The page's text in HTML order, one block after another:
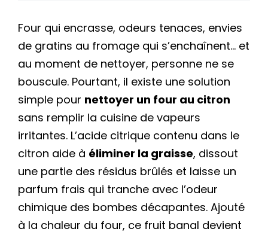
Four qui encrasse, odeurs tenaces, envies
de gratins au fromage qui s’enchaînent… et
au moment de nettoyer, personne ne se
bouscule. Pourtant, il existe une solution
simple pour nettoyer un four au citron
sans remplir la cuisine de vapeurs
irritantes. L’acide citrique contenu dans le
citron aide à éliminer la graisse, dissout
une partie des résidus brûlés et laisse un
parfum frais qui tranche avec l’odeur
chimique des bombes décapantes. Ajouté
à la chaleur du four, ce fruit banal devient